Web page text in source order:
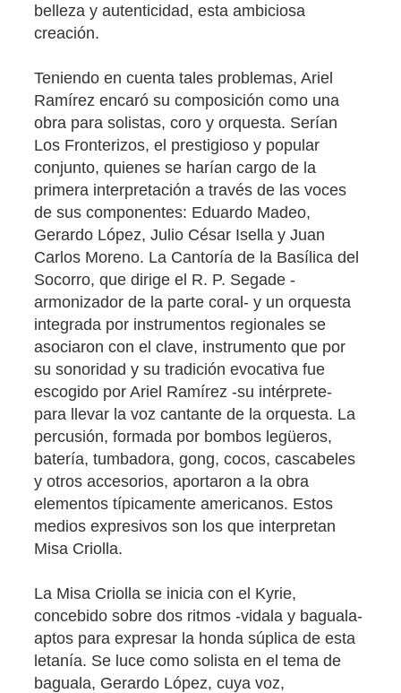
belleza y autenticidad, esta ambiciosa
creación.
Teniendo en cuenta tales problemas, Ariel
Ramírez encaró su composición como una
obra para solistas, coro y orquesta. Serían
Los Fronterizos, el prestigioso y popular
conjunto, quienes se harían cargo de la
primera interpretación a través de las voces
de sus componentes: Eduardo Madeo,
Gerardo López, Julio César Isella y Juan
Carlos Moreno. La Cantoría de la Basílica del
Socorro, que dirige el R. P. Segade -
armonizador de la parte coral- y un orquesta
integrada por instrumentos regionales se
asociaron con el clave, instrumento que por
su sonoridad y su tradición evocativa fue
escogido por Ariel Ramírez -su intérprete-
para llevar la voz cantante de la orquesta. La
percusión, formada por bombos legüeros,
batería, tumbadora, gong, cocos, cascabeles
y otros accesorios, aportaron a la obra
elementos típicamente americanos. Estos
medios expresivos son los que interpretan
Misa Criolla.
La Misa Criolla se inicia con el Kyrie,
concebido sobre dos ritmos -vidala y baguala-
aptos para expresar la honda súplica de esta
letanía. Se luce como solista en el tema de
baguala, Gerardo López, cuya voz,